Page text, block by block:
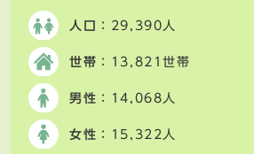
人口 ：29,390人
世帯 ：13,821世帯
男性 ：14,068人
女性 ：15,322人